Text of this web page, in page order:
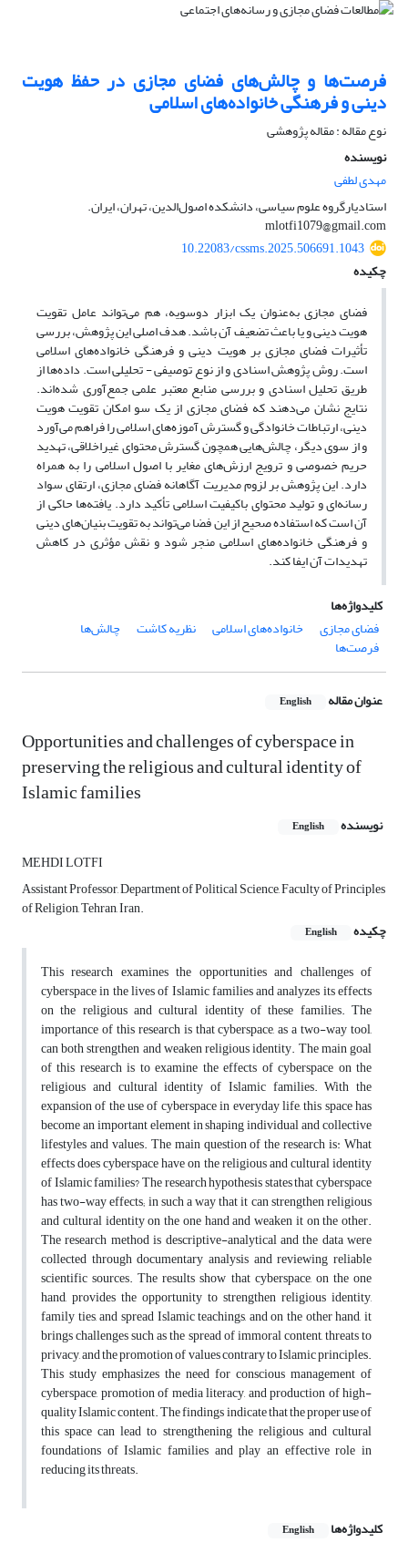
فرصت‌ها و چالش‌های فضای مجازی در حفظ هویت
دینی و فرهنگی خانواده‌های اسلامی
نوع مقاله : مقاله پژوهشی
نویسنده
مهدی لطفی
استادیارگروه علوم سیاسی، دانشکده اصول‌الدین، تهران، ایران.
mlotfi1079@gmail.com
10.22083/cssms.2025.506691.1043
چکیده
فضای مجازی به‌عنوان یک ابزار دوسویه، هم می‌تواند عامل تقویت
هویت دینی و یا باعث تضعیف آن‌ باشد. هدف اصلی این پژوهش، بررسی
تأثیرات فضای مجازی بر هویت دینی و فرهنگی خانواده‌های اسلامی
است. روش پژوهش اسنادی و از نوع توصیفی - تحلیلی است. داده‌ها از
طریق تحلیل اسنادی و بررسی منابع معتبر علمی جمع‌آوری شده‌اند.
نتایج نشان می‌دهند که فضای مجازی از یک سو امکان تقویت هویت
دینی، ارتباطات خانوادگی و گسترش آموزه‌های اسلامی را فراهم می‌آورد
و از سوی دیگر، چالش‌هایی همچون گسترش محتوای غیراخلاقی، تهدید
حریم خصوصی و ترویج ارزش‌های مغایر با اصول اسلامی را به همراه
دارد. این پژوهش بر لزوم مدیریت آگاهانه فضای مجازی، ارتقای سواد
رسانه‌ای و تولید محتوای باکیفیت اسلامی تأکید دارد. یافته‌ها حاکی از
آن است که استفاده صحیح از این فضا می‌تواند به تقویت بنیان‌های دینی
و فرهنگی خانواده‌های اسلامی منجر شود و نقش مؤثری در کاهش
تهدیدات آن ایفا کند.
کلیدواژه‌ها
فضای مجازی
خانواده‌های اسلامی نظریه کاشت چالش‌ها
فرصت‌ها
عنوان مقاله English
Opportunities and challenges of cyberspace in
preserving the religious and cultural identity of
Islamic families
نویسنده English
MEHDI LOTFI
Assistant Professor, Department of Political Science, Faculty of Principles
of Religion, Tehran, Iran.
چکیده
English
This research examines the opportunities and challenges of
cyberspace in the lives of Islamic families and analyzes its effects
on the religious and cultural identity of these families. The
importance of this research is that cyberspace, as a two-way tool,
can both strengthen and weaken religious identity. The main goal
of this research is to examine the effects of cyberspace on the
religious and cultural identity of Islamic families. With the
expansion of the use of cyberspace in everyday life, this space has
become an important element in shaping individual and collective
lifestyles and values. The main question of the research is: What
effects does cyberspace have on the religious and cultural identity
of Islamic families? The research hypothesis states that cyberspace
has two-way effects; in such a way that it can strengthen religious
and cultural identity on the one hand and weaken it on the other.
The research method is descriptive-analytical and the data were
collected through documentary analysis and reviewing reliable
scientific sources. The results show that cyberspace, on the one
hand, provides the opportunity to strengthen religious identity,
family ties, and spread Islamic teachings, and on the other hand, it
brings challenges such as the spread of immoral content, threats to
privacy, and the promotion of values contrary to Islamic principles.
This study emphasizes the need for conscious management of
cyberspace, promotion of media literacy, and production of high-
quality Islamic content. The findings indicate that the proper use of
this space can lead to strengthening the religious and cultural
foundations of Islamic families and play an effective role in
reducing its threats.
کلیدواژه‌ها English